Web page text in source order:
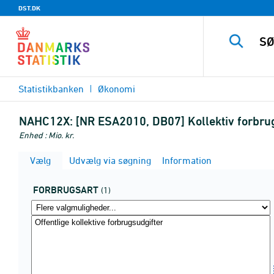
DST.DK
Statistikbanken Økonomi
NAHC12X: [NR ESA2010, DB07] Kollektiv
Enhed : Mio. kr.
Vælg Udvælg via søgning Information
FORBRUGSART (1)